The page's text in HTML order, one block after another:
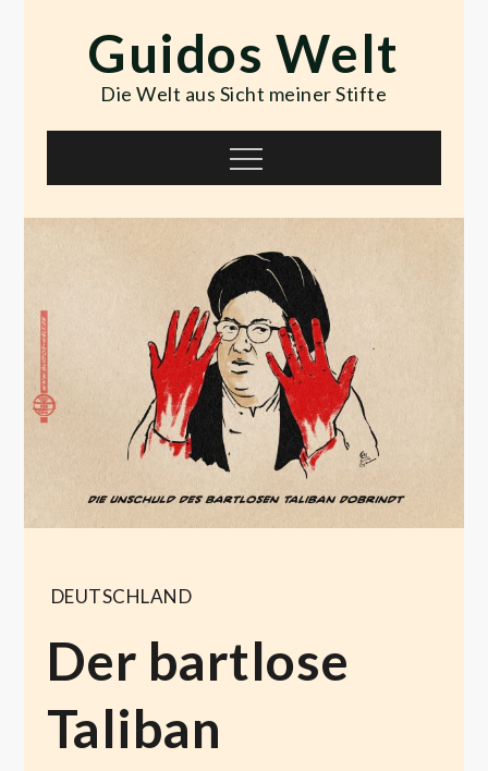
contentGuidos Welt
Die Welt aus Sicht meiner Stifte
Menu
DEUTSCHLAND
Der bartlose
Taliban